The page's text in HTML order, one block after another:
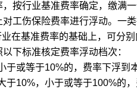
行业基准费率确定，缴满一
伤保险费率进行浮动。一类
在基准费率的基础上，可分
标准核定费率浮动档次：
或等于10%的，费率下浮到
10%，小于或等于100%的，